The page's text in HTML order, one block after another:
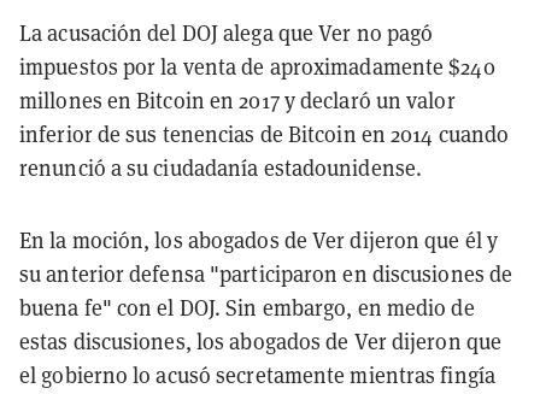
La acusación del DOJ alega que Ver no pagó
impuestos por la venta de aproximadamente $240
millones en Bitcoin en 2017 y declaró un valor
inferior de sus tenencias de Bitcoin en 2014 cuando
renunció a su ciudadanía estadounidense.
En la moción, los abogados de Ver dijeron que él y
su anterior defensa "participaron en discusiones de
buena fe" con el DOJ. Sin embargo, en medio de
estas discusiones, los abogados de Ver dijeron que
el gobierno lo acusó secretamente mientras fingía